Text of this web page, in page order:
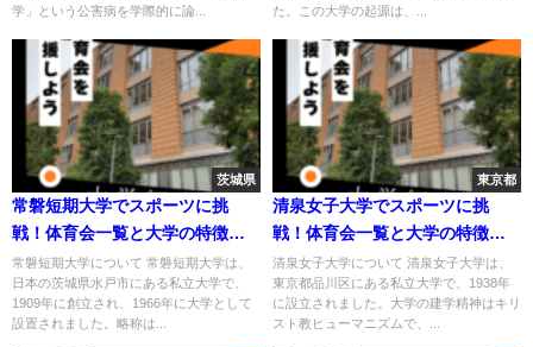
学」という公害病を学際的に論...
た。この大学の起源は、...
茨城県
常磐短期大学でスポーツに挑
戦！体育会一覧と大学の特徴を
紹介
常磐短期大学について 常磐短期大学は、
日本の茨城県水戸市にある私立大学で、
1909年に創立され、1966年に大学として
設置されました。略称は...
東京都
清泉女子大学でスポーツに挑
戦！体育会一覧と大学の特徴を
紹介
清泉女子大学について 清泉女子大学は、
東京都品川区にある私立大学で、1938年
に設立されました。大学の建学精神はキリ
スト教ヒューマニズムで、...